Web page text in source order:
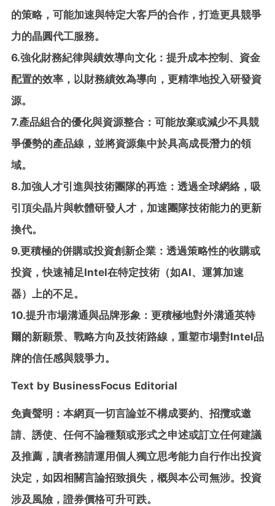
的策略，可能加速與特定大客戶的合作，打造更具競爭
力的晶圓代工服務。
6.強化財務紀律與績效導向文化：提升成本控制、資金
配置的效率，以財務績效為導向，更精準地投入研發資
源。
7.產品組合的優化與資源整合：可能放棄或減少不具競
爭優勢的產品線，並將資源集中於具高成長潛力的領
域。
8.加強人才引進與技術團隊的再造：透過全球網絡，吸
引頂尖晶片與軟體研發人才，加速團隊技術能力的更新
換代。
9.更積極的併購或投資創新企業：透過策略性的收購或
投資，快速補足Intel在特定技術（如AI、運算加速
器）上的不足。
10.提升市場溝通與品牌形象：更積極地對外溝通英特
爾的新願景、戰略方向及技術路線，重塑市場對Intel品
牌的信任感與競爭力。
Text by BusinessFocus Editorial
免責聲明：本網頁一切言論並不構成要約、招攬或邀
請、誘使、任何不論種類或形式之申述或訂立任何建議
及推薦，讀者務請運用個人獨立思考能力自行作出投資
決定，如因相關言論招致損失，概與本公司無涉。投資
涉及風險，證券價格可升可跌。